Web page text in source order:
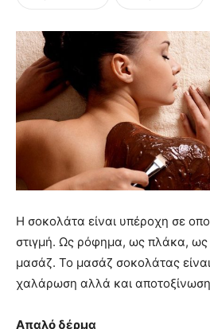
Η σοκολάτα είναι υπέροχη σε
στιγμή. Ως ρόφημα, ως πλάκα,
μασάζ. Το μασάζ σοκολάτας είναι
χαλάρωση αλλά και
Απαλό δέρμα